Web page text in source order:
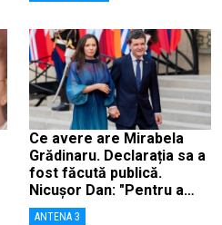
Ce avere are Mirabela
Grădinaru. Declarația sa a
fost făcută publică.
Nicușor Dan: "Pentru a
înlătura orice speculații"
ANTENA 3